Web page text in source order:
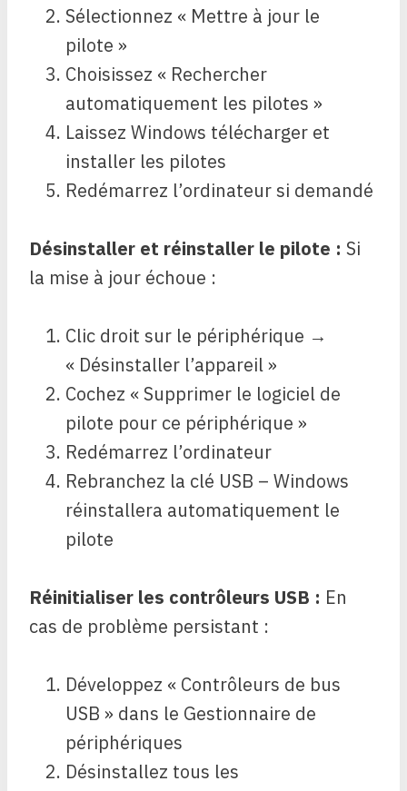
Sélectionnez « Mettre à jour le
pilote »
Choisissez « Rechercher
automatiquement les pilotes »
Laissez Windows télécharger et
installer les pilotes
Redémarrez l’ordinateur si demandé
Désinstaller et réinstaller le pilote : Si
la mise à jour échoue :
Clic droit sur le périphérique →
« Désinstaller l’appareil »
Cochez « Supprimer le logiciel de
pilote pour ce périphérique »
Redémarrez l’ordinateur
Rebranchez la clé USB – Windows
réinstallera automatiquement le
pilote
Réinitialiser les contrôleurs USB : En
cas de problème persistant :
Développez « Contrôleurs de bus
USB » dans le Gestionnaire de
périphériques
Désinstallez tous les